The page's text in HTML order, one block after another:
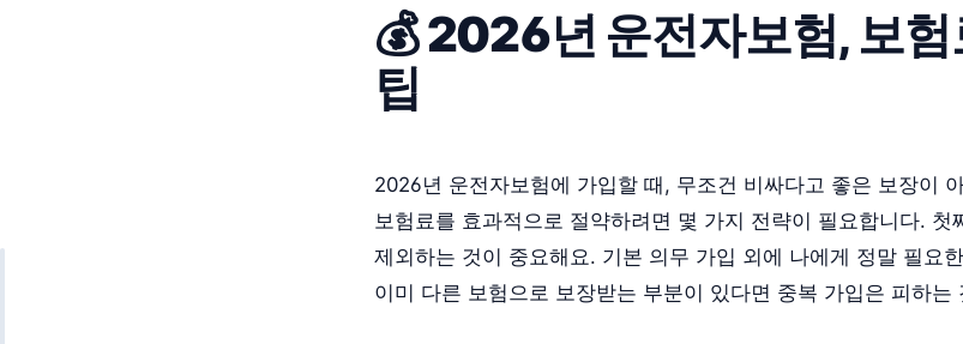
💰 2026년 운전자보험, 보험
팁
2026년 운전자보험에 가입할 때, 무조건 비싸다고 좋은 보장이
보험료를 효과적으로 절약하려면 몇 가지 전략이 필요합니다. 첫
제외하는 것이 중요해요. 기본 의무 가입 외에 나에게 정말 필요
이미 다른 보험으로 보장받는 부분이 있다면 중복 가입은 피하는